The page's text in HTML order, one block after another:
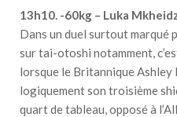
13h10. -60kg – Luka
Dans un duel surtout marqué
sur tai-otoshi notamment,
lorsque le Britannique
logiquement son troisième
quart de tableau, opposé à